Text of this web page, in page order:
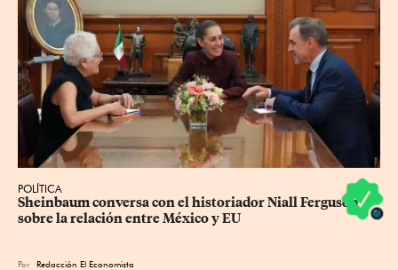
POLÍTICA
Sheinbaum conversa con el historiador Niall Ferguson
sobre la relación entre México y EU
Por Redacción El Economista